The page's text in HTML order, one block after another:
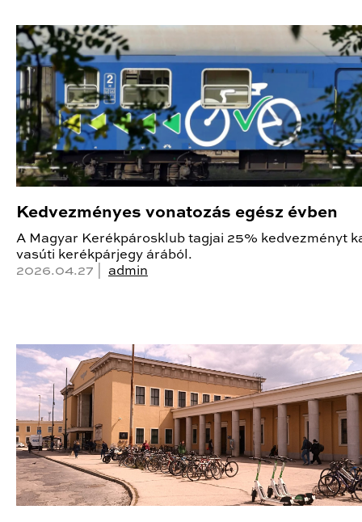
Kedvezményes vonatozás egész évben
A Magyar Kerékpárosklub tagjai 25% kedvezményt
vasúti kerékpárjegy árából.
2026.04.27 | admin